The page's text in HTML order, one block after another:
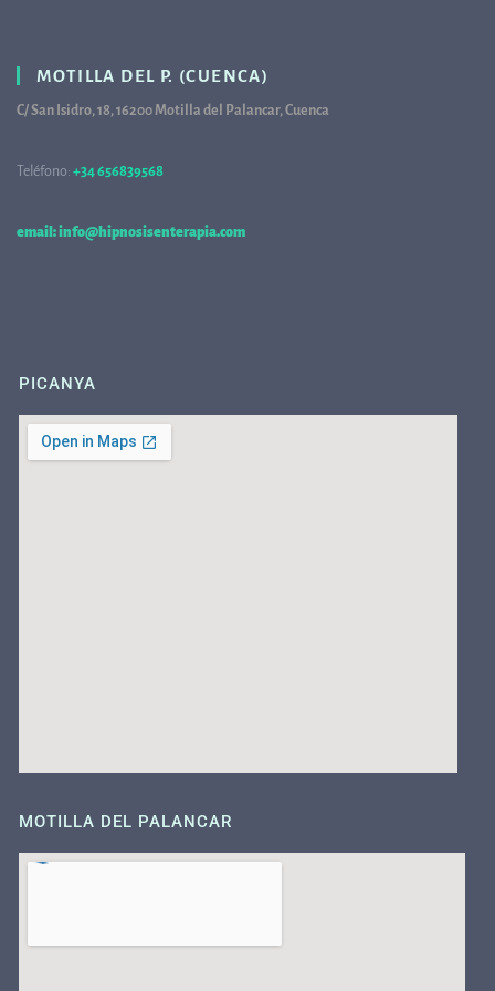
MOTILLA DEL P. (CUENCA)
C/ San Isidro, 18, 16200 Motilla del Palancar, Cuenca
Teléfono: +34 656839568
email: info@hipnosisenterapia.com
PICANYA
MOTILLA DEL PALANCAR